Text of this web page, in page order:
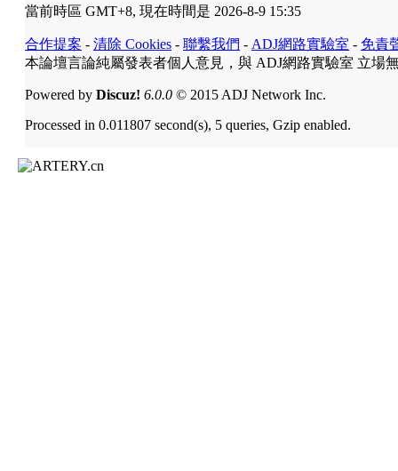
當前時區 GMT+8, 現在時間是 2026-8-9 15:35
合作提案 - 清除 Cookies - 聯繫我們 - ADJ網路實驗室 - 免責
本論壇言論純屬發表者個人意見，與 ADJ網路實驗室 立場
Powered by Discuz! 6.0.0 © 2015 ADJ Network Inc.
Processed in 0.011807 second(s), 5 queries, Gzip enabled.